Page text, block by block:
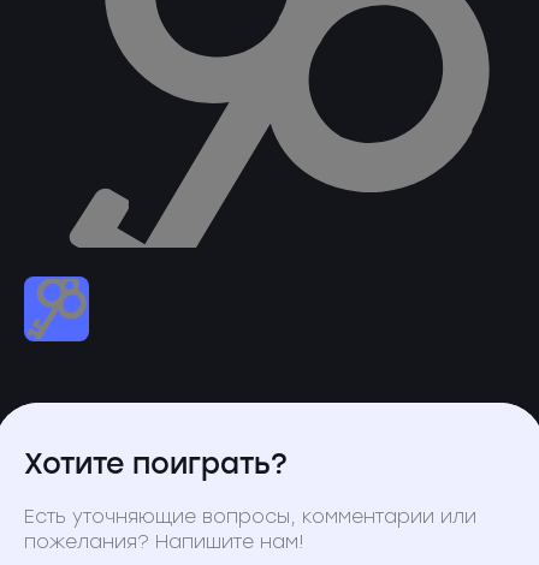
Хотите поиграть?
Есть уточняющие вопросы, комментарии или
пожелания? Напишите нам!